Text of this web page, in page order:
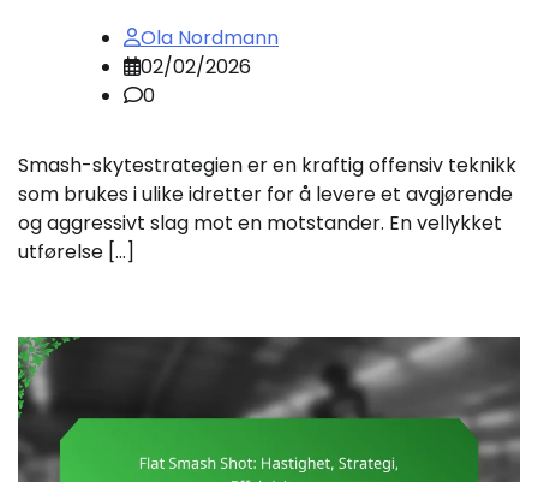
Ola Nordmann
02/02/2026
0
Smash-skytestrategien er en kraftig offensiv teknikk
som brukes i ulike idretter for å levere et avgjørende
og aggressivt slag mot en motstander. En vellykket
utførelse […]